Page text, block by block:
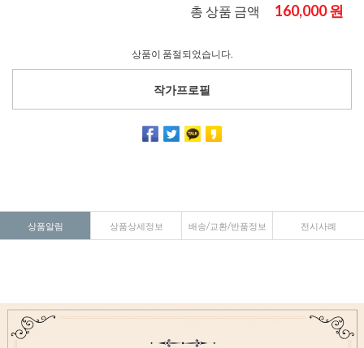
총 상품 금액 160,000원
상품이 품절되었습니다.
작가프로필
상품알림 상품상세정보 배송/교환/반품정보 전시사례